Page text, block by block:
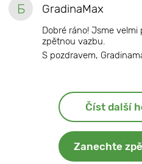
Б GradinaMax
Dobré ráno! Jsme
zpětnou vazbu.
S pozdravem,
Číst další
Zanechte